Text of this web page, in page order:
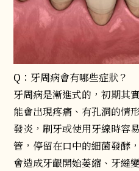
Q：牙周病會有哪些症狀？
牙周病是漸進式的，初期其
能會出現疼痛、有孔洞的情
發炎，刷牙或使用牙線時容
管，停留在口中的細菌發酵
會造成牙齦開始萎縮、牙縫